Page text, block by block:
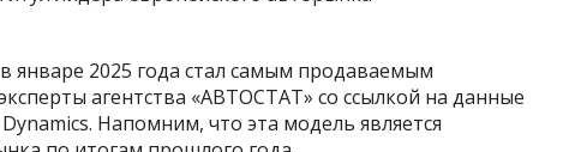
январе 2025 года стал самым продаваемым
агентства «АВТОСТАТ» со ссылкой на данные
Напомним, что эта модель является